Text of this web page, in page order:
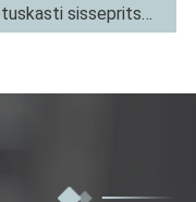
Jaotuskasti sissepritsevorm